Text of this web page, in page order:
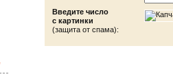
Введите число
с картинки
(защита от спама):